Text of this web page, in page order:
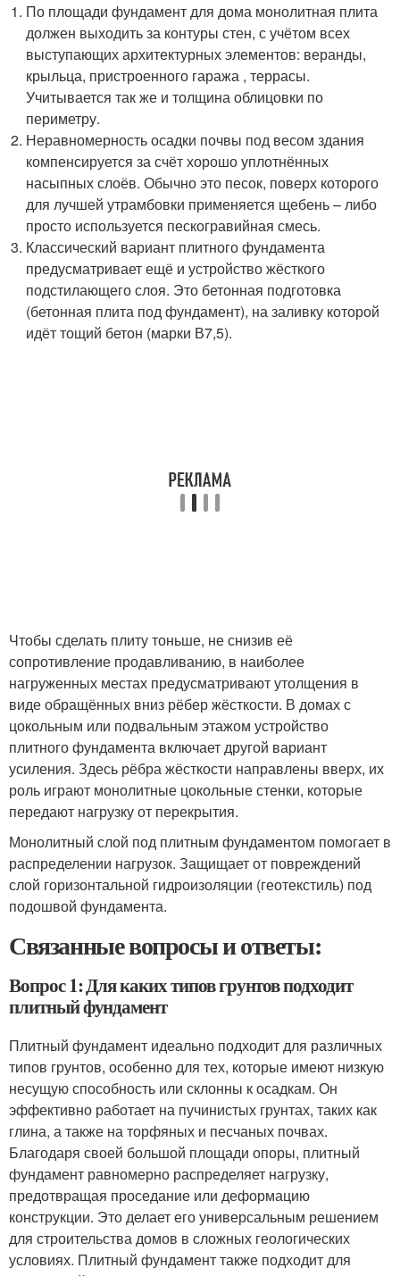
По площади фундамент для дома монолитная плита
должен выходить за контуры стен, с учётом всех
выступающих архитектурных элементов: веранды,
крыльца, пристроенного гаража , террасы.
Учитывается так же и толщина облицовки по
периметру.
Неравномерность осадки почвы под весом здания
компенсируется за счёт хорошо уплотнённых
насыпных слоёв. Обычно это песок, поверх которого
для лучшей утрамбовки применяется щебень – либо
просто используется пескогравийная смесь.
Классический вариант плитного фундамента
предусматривает ещё и устройство жёсткого
подстилающего слоя. Это бетонная подготовка
(бетонная плита под фундамент), на заливку которой
идёт тощий бетон (марки В7,5).
Чтобы сделать плиту тоньше, не снизив её
сопротивление продавливанию, в наиболее
нагруженных местах предусматривают утолщения в
виде обращённых вниз рёбер жёсткости. В домах с
цокольным или подвальным этажом устройство
плитного фундамента включает другой вариант
усиления. Здесь рёбра жёсткости направлены вверх, их
роль играют монолитные цокольные стенки, которые
передают нагрузку от перекрытия.
Монолитный слой под плитным фундаментом помогает в
распределении нагрузок. Защищает от повреждений
слой горизонтальной гидроизоляции (геотекстиль) под
подошвой фундамента.
Связанные вопросы и ответы:
Вопрос 1: Для каких типов грунтов подходит
плитный фундамент
Плитный фундамент идеально подходит для различных
типов грунтов, особенно для тех, которые имеют низкую
несущую способность или склонны к осадкам. Он
эффективно работает на пучинистых грунтах, таких как
глина, а также на торфяных и песчаных почвах.
Благодаря своей большой площади опоры, плитный
фундамент равномерно распределяет нагрузку,
предотвращая проседание или деформацию
конструкции. Это делает его универсальным решением
для строительства домов в сложных геологических
условиях. Плитный фундамент также подходит для